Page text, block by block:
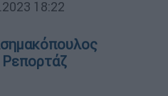
18:22